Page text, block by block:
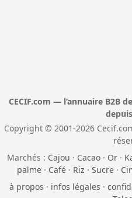
CECIF.com — l’annuaire B2B
Copyright © 2001-2026
Marchés : Cajou · Cacao · Or ·
palme· Café· Riz · Sucre·
à propos · infos légales ·